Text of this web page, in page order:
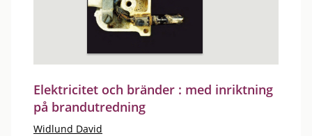
Elektricitet och bränder : med inriktning
på brandutredning
Widlund David